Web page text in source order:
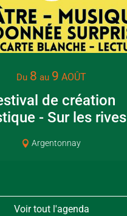
Du 8 au 9 AOÛT
de création
- Sur les rives
Argentonnay
Voir tout l'agenda